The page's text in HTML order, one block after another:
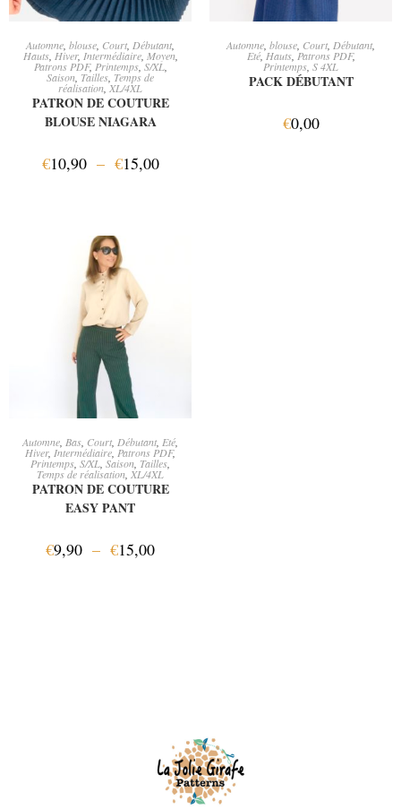
CHOIX DES OPTIONS
Automne blouse Court Débutant
Hauts, Hiver, Intermédiaire, Moyen,
Patrons PDF, Printemps,S/XL,
Saison Tailles Temps de
réalisation ,XL/4XL
PATRON DE COUTURE
BLOUSE NIAGARA
€10,90 – €15,00
AJOUTER AU PANIER
Automne blouse Court Débutant
Eté,Hauts, Patrons PDF,
Printemps S 4XL
PACK DÉBUTANT
€0,00
CHOIX DES OPTIONS
Automne Bas Court Débutant Eté
Hiver, Intermédiaire, Patrons PDF,
Printemps S/XL Saison Tailles
Temps de réalisation XL/4XL
PATRON DE COUTURE
EASY PANT
€9,90 – €15,00